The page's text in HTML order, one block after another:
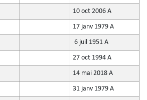
10 oct 2006 A
17 janv 1979 A
6 juil 1951 A
27 oct 1994 A
14 mai 2018 A
31 janv 1979 A